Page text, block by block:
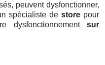
peuvent dysfonctionner,
spécialiste de storepour
dysfonctionnement sur